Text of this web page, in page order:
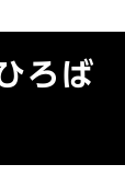
ろば